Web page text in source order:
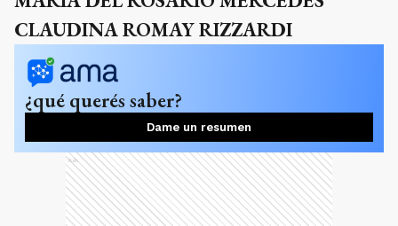
CLAUDINA ROMAY RIZZARDI
¿qué querés saber?
Dame un resumen
Ads